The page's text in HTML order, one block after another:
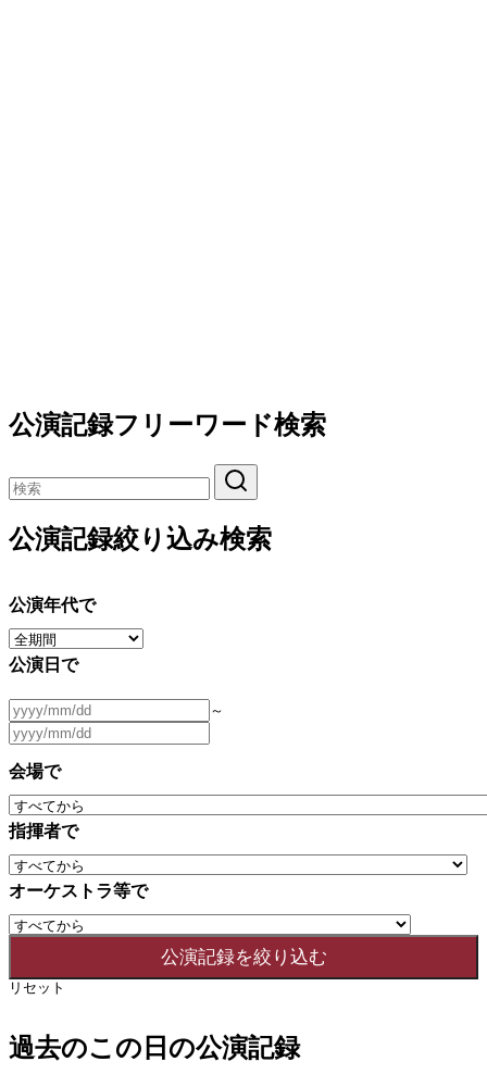
公演記録フリーワード検索
公演記録絞り込み検索
公演年代で
公演日で
～
会場で
指揮者で
オーケストラ等で
リセット
過去のこの日の公演記録